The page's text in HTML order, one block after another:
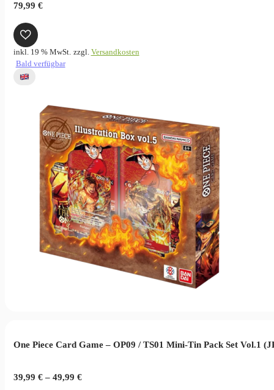
79,99 €
inkl. 19 % MwSt. zzgl. Versandkosten
Bald verfügbar
One Piece Card Game – OP09 / TS01 Mini-Tin Pack Set Vol.1
39,99 €– 49,99 €